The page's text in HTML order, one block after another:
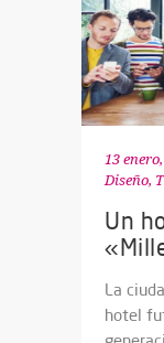
13
Diseño,
Un
La
hotel